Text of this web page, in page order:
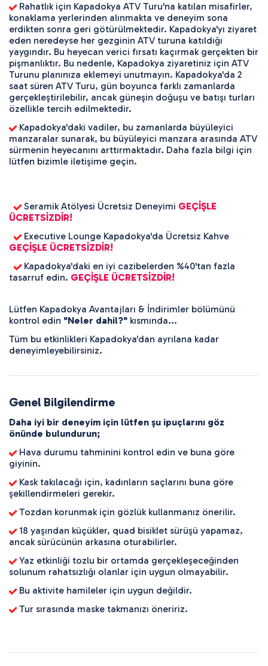
Rahatlık için Kapadokya ATV Turu'na katılan misafirler,
konaklama yerlerinden alınmakta ve deneyim sona
erdikten sonra geri götürülmektedir. Kapadokya'yı ziyaret
eden neredeyse her gezginin ATV turuna katıldığı
yaygındır. Bu heyecan verici fırsatı kaçırmak gerçekten bir
pişmanlıktır. Bu nedenle, Kapadokya ziyaretiniz için ATV
Turunu planınıza eklemeyi unutmayın. Kapadokya'da 2
saat süren ATV Turu, gün boyunca farklı zamanlarda
gerçekleştirilebilir, ancak güneşin doğuşu ve batışı turları
özellikle tercih edilmektedir.
Kapadokya'daki vadiler, bu zamanlarda büyüleyici
manzaralar sunarak, bu büyüleyici manzara arasında ATV
sürmenin heyecanını arttırmaktadır. Daha fazla bilgi için
lütfen bizimle iletişime geçin.
Seramik Atölyesi Ücretsiz Deneyimi GEÇİŞLE
ÜCRETSİZDİR!
GEÇİŞLE ÜCRETSİZDİR!
Kapadokya'daki en iyi cazibelerden %40'tan fazla
tasarruf edin. GEÇİŞLE ÜCRETSİZDİR!
Lütfen Kapadokya Avantajları & İndirimler bölümünü
kontrol edin "Neler dahil?" kısmında...
Tüm bu etkinlikleri Kapadokya'dan ayrılana kadar
deneyimleyebilirsiniz.
Genel Bilgilendirme
Daha iyi bir deneyim için lütfen şu ipuçlarını göz
önünde bulundurun;
Hava durumu tahminini kontrol edin ve buna göre
giyinin.
Kask takılacağı için, kadınların saçlarını buna göre
şekillendirmeleri gerekir.
Tozdan korunmak için gözlük kullanmanız önerilir.
18 yaşından küçükler, quad bisiklet sürüşü yapamaz,
ancak sürücünün arkasına oturabilirler.
Yaz etkinliği tozlu bir ortamda gerçekleşeceğinden
solunum rahatsızlığı olanlar için uygun olmayabilir.
Bu aktivite hamileler için uygun değildir.
Tur sırasında maske takmanızı öneririz.